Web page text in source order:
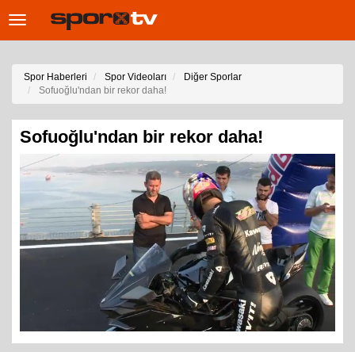
Toggle
Spor Haberleri Spor Videoları
Diğer Sporlar
Sofuoğlu'ndan bir rekor daha!
Sofuoğlu'ndan bir rekor daha!